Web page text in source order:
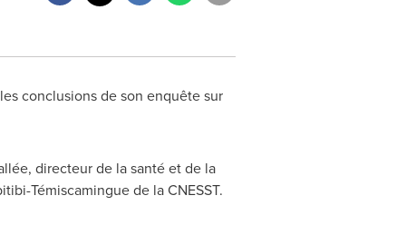
conclusions de son enquête sur
directeur de la santé et de la
Témiscamingue de la CNESST.